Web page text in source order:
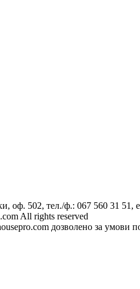
оф. 502, тел./ф.: 067 560 31 51,
All rights reserved
дозволено за умови